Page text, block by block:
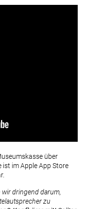
über
ist im Apple App Store
wir dringend darum,
zu